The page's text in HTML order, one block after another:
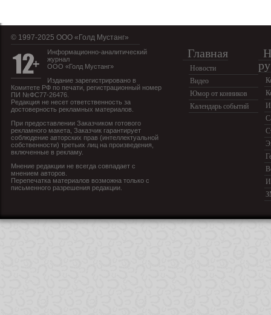
© 1997-2025 OOO «Голд Мустанг»
Информационно-аналитический
журнал
ООО «Голд Мустанг»
Издание зарегистрировано в
Комитете РФ по печати, регистрационный номер
ПИ №ФС77-26476.
Редакция не несет ответственность за
достоверность рекламных материалов.
При предоставлении Заказчиком готового
рекламного макета, Заказчик гарантирует
соблюдение авторских прав (интеллектуальной
собственности) третьих лиц на произведения,
включенные в рекламу.
Мнение редакции не всегда совпадает с
мнением авторов.
Перепечатка материалов возможна только с
письменного разрешения редакции.
Главная
Новости
Видео
Юмор от конников
Календарь событий